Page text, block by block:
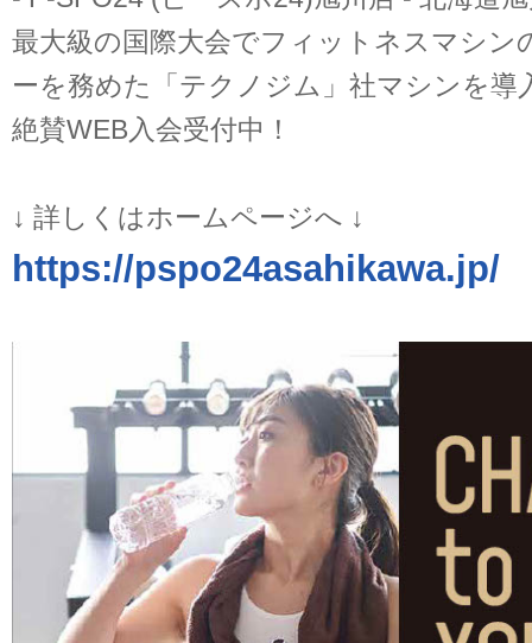
最大級の国際大会でフィットネスマシ
ーを務めた「テクノジム」社マシンを導
絶賛WEB入会受付中！
↓ 詳しくはホームページへ ↓
https://pspo24asahikawa.jp/